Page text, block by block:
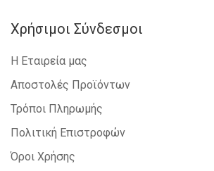
CITROEN - C4
NISSAN - INTERSTAR
Χρήσιμοι Σύνδεσμοι
Η Εταιρεία μας
Αποστολές Προϊόντων
Τρόποι Πληρωμής
Πολιτική Επιστροφών
Όροι Χρήσης